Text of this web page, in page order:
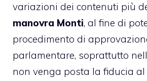
variazioni dei contenuti più
manovra Monti, al fine di
procedimento di
parlamentare, soprattutto
non venga posta la fiducia